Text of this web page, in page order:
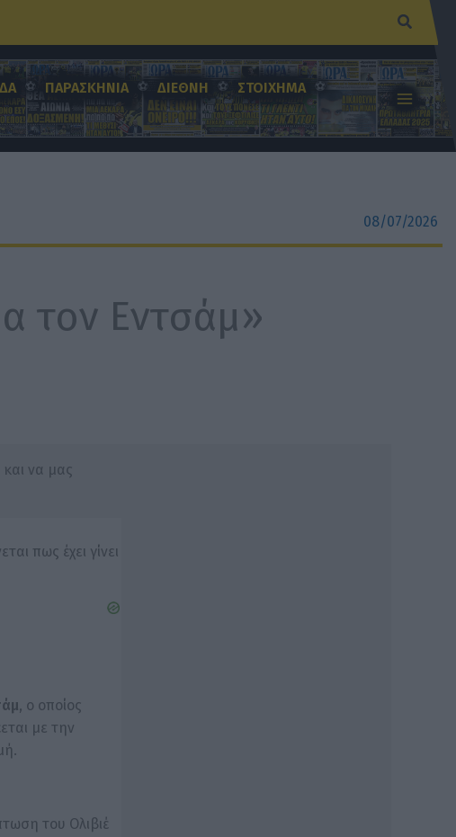
ΠΑΡΑΣΚΗΝΙΑ ΔΙΕΘΝΗ
ΣΤΟΙΧΗΜΑ
08/07/2026
τον Eντσάμ»
να μας
πως έχει γίνει
, ο οποίος
με την
του Ολιβιέ